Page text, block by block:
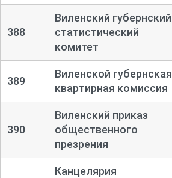
388
Виленский губернский
статистический
комитет
389
Виленской губернская
квартирная комиссия
390
Виленский приказ
общественного
презрения
Канцелярия